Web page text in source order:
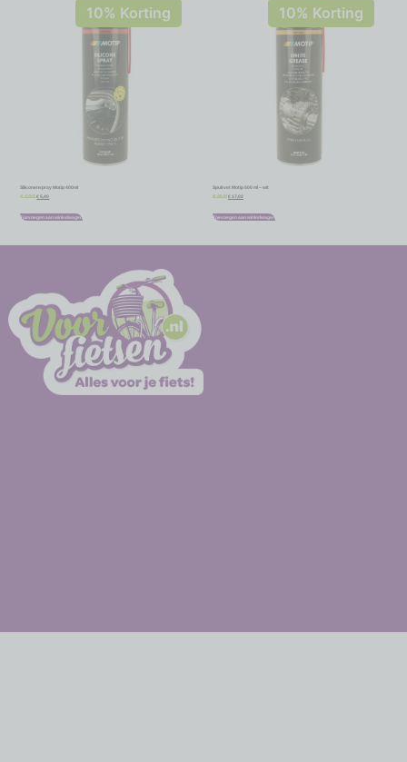
10% Korting
Siliconenspray Motip 400ml
€ 6,00 € 5,40
Toevoegen aan winkelwagen
10% Korting
Spuitvet Motip 500 ml – wit
€ 18,91 € 17,02
Toevoegen aan winkelwagen